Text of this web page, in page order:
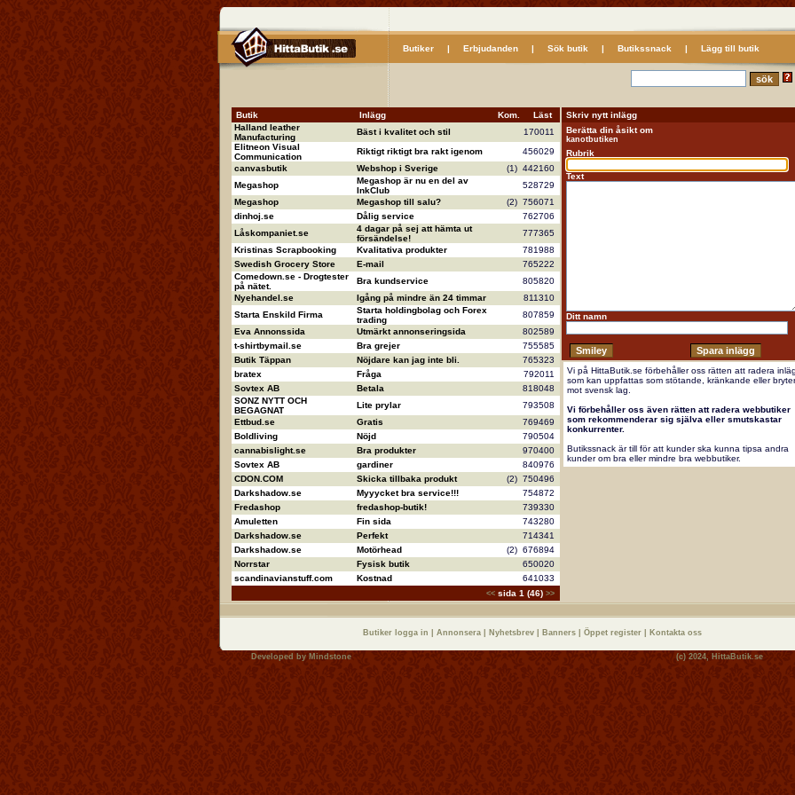
Butiker| Erbjudanden| Sök butik | Butikssnack | Lägg till butik
Butik Inlägg Kom.
Läst
Halland leather
Manufacturing
Bäst i kvalitet och stil
170011
Elitneon Visual
Communication
Riktigt riktigt bra rakt igenom
456029
canvasbutik
Webshop i Sverige (1) 442160
Megashop
Megashop är nu en del av
InkClub
528729
Megashop
Megashop till salu? (2) 756071
dinhoj.se
Dålig service
762706
Låskompaniet.se
4 dagar på sej att hämta ut
försändelse!
777365
Kristinas Scrapbooking
Kvalitativa produkter
781988
Swedish Grocery Store
E-mail
765222
Comedown.se - Drogtester
på nätet.
Bra kundservice
805820
Nyehandel.se
Igång på mindre än 24 timmar
811310
Starta Enskild Firma
Starta holdingbolag och Forex
trading
807859
Eva Annonssida
Utmärkt annonseringsida
802589
t-shirtbymail.se
Bra grejer
755585
Butik Täppan
Nöjdare kan jag inte bli.
765323
bratex
Fråga
792011
Sovtex AB
Betala
818048
SONZ NYTT OCH
BEGAGNAT
Lite prylar
793508
Ettbud.se
Gratis
769469
Boldliving
Nöjd
790504
cannabislight.se
Bra produkter
970400
Sovtex AB
gardiner
840976
CDON.COM
Skicka tillbaka produkt (2) 750496
Darkshadow.se
Myyycket bra service!!!
754872
Fredashop
fredashop-butik!
739330
Amuletten
Fin sida
743280
Darkshadow.se
Perfekt
714341
Darkshadow.se
Motörhead (2) 676894
Norrstar
Fysisk butik
650020
scandinavianstuff.com
Kostnad 641033
<< sida 1 (46) >>
Skriv nytt inlägg
Berätta din åsikt om
kanotbutiken
Rubrik
Text
Ditt namn
Vi på HittaButik.se förbehåller oss rätten att radera
som kan uppfattas som stötande, kränkande eller bryter
mot svensk lag.
Vi förbehåller oss även rätten att radera webbutiker
som rekommenderar sig själva eller smutskastar
konkurrenter.
Butikssnack är till för att kunder ska kunna tipsa andra
kunder om bra eller mindre bra webbutiker.
Butiker logga in Annonsera Nyhetsbrev Banners Öppet register Kontakta oss
Developed by Mindstone (c) 2024, HittaButik.se